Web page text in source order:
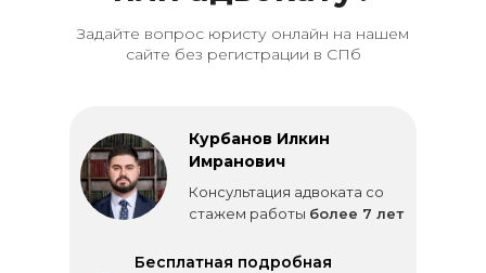
Задайте вопрос юристу онлайн на нашем
сайте без регистрации в СПб
Бесплатная подробная
Курбанов Илкин
Имранович
Консультация адвоката со
стажем работы более 7 лет